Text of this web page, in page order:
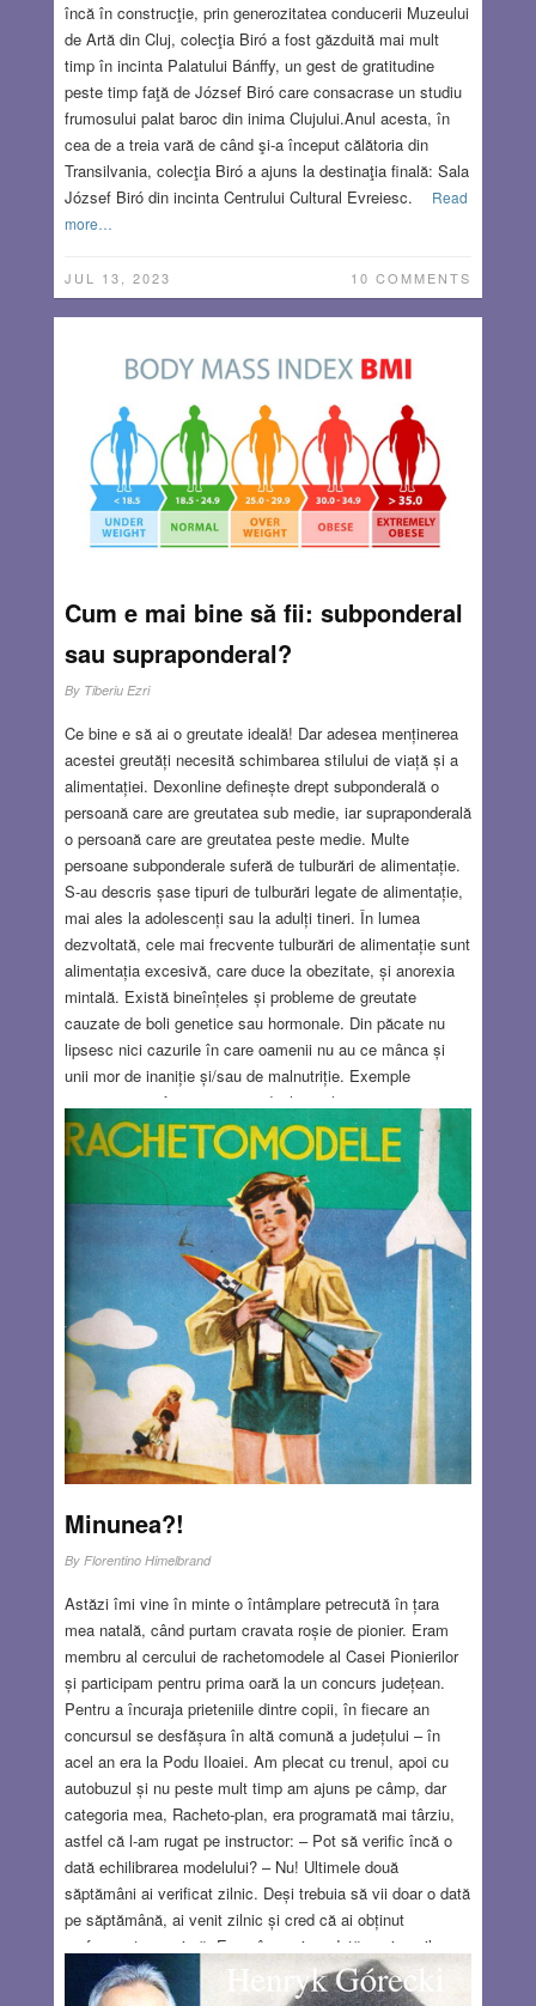
încă în construcţie, prin generozitatea conducerii Muzeului
de Artă din Cluj, colecţia Biró a fost găzduită mai mult
timp în incinta Palatului Bánffy, un gest de gratitudine
peste timp faţă de József Biró care consacrase un studiu
frumosului palat baroc din inima Clujului.Anul acesta, în
cea de a treia vară de când şi-a început călătoria din
Transilvania, colecţia Biró a ajuns la destinaţia finală: Sala
József Biró din incinta Centrului Cultural Evreiesc.
Read
more…
JUL 13, 2023 10 COMMENTS
Cum e mai bine să fii: subponderal
sau supraponderal?
By Tiberiu Ezri
Ce bine e să ai o greutate ideală! Dar adesea menținerea
acestei greutăți necesită schimbarea stilului de viață și a
alimentației. Dexonline definește drept subponderală o
persoană care are greutatea sub medie, iar supraponderală
o persoană care are greutatea peste medie. Multe
persoane subponderale suferă de tulburări de alimentație.
S-au descris șase tipuri de tulburări legate de alimentație,
mai ales la adolescenți sau la adulți tineri. În lumea
dezvoltată, cele mai frecvente tulburări de alimentație sunt
alimentația excesivă, care duce la obezitate, și anorexia
mintală. Există bineînțeles și probleme de greutate
cauzate de boli genetice sau hormonale. Din păcate nu
lipsesc nici cazurile în care oamenii nu au ce mânca și
unii mor de inaniție și/sau de malnutriție. Exemple
cunoscute au fost prizonierii din lagărele naziste,
foametea produsă intenționat de guvernul lui Stalin în
Ucraina (“Holodomor” 1932-1933), cea din timpul asediului
orașului Leningrad (astăzi Sankt Petersburg) în 1941-1942
de către puterile Axei, sau mai recent foametea din Africa
Read more…
15 COMMENTS
Minunea?!
By Florentino Himelbrand
Astăzi îmi vine în minte o întâmplare petrecută în țara
mea natală, când purtam cravata roșie de pionier. Eram
membru al cercului de rachetomodele al Casei Pionierilor
și participam pentru prima oară la un concurs județean.
Pentru a încuraja prieteniile dintre copii, în fiecare an
concursul se desfășura în altă comună a județului – în
acel an era la Podu Iloaiei. Am plecat cu trenul, apoi cu
autobuzul și nu peste mult timp am ajuns pe câmp, dar
categoria mea, Racheto-plan, era programată mai târziu,
astfel că l-am rugat pe instructor: – Pot să verific încă o
dată echilibrarea modelului? – Nu! Ultimele două
săptămâni ai verificat zilnic. Deși trebuia să vii doar o dată
pe săptămână, ai venit zilnic și cred că ai obținut
performanța maximă. Era o încurajare dată unui copil
nesigur care își căuta o ocupație. Arbitrii cronometrau
timpul din momentul lansării până la aterizare. Pentru